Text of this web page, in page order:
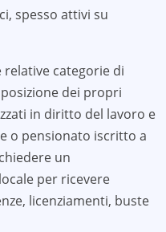
spesso attivi su
relative categorie di
dei propri
in diritto del lavoro e
o pensionato iscritto a
un
per ricevere
licenziamenti, buste